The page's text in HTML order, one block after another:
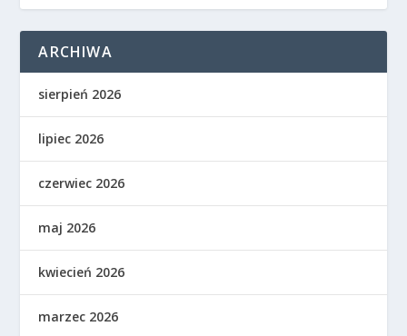
ARCHIWA
sierpień 2026
lipiec 2026
czerwiec 2026
maj 2026
kwiecień 2026
marzec 2026